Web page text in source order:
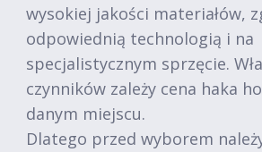
wysokiej jakości materiałów,
odpowiednią technologią i na
specjalistycznym sprzęcie.
czynników zależy cena haka
danym miejscu.
Dlatego przed wyborem